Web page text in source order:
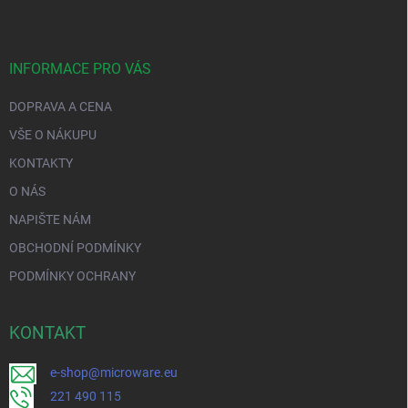
INFORMACE PRO VÁS
DOPRAVA A CENA
VŠE O NÁKUPU
KONTAKTY
O NÁS
NAPIŠTE NÁM
OBCHODNÍ PODMÍNKY
PODMÍNKY OCHRANY
KONTAKT
e-shop@microware.eu
221 490 115